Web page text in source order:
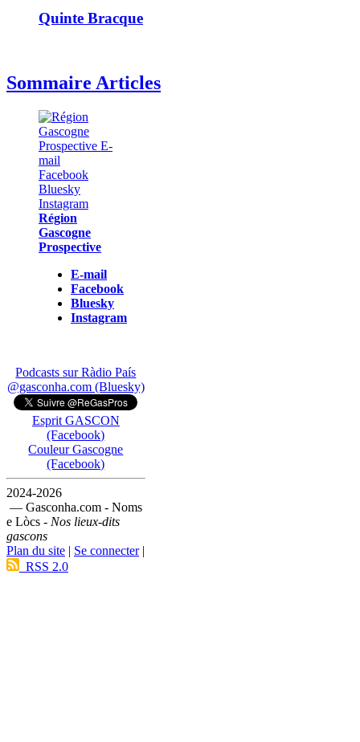
Quinte Bracque
Sommaire Articles
Région
Gascogne
Prospective
E-mail
Facebook
Bluesky
Instagram
Podcasts sur Ràdio País
@gasconha.com (Bluesky)
Esprit GASCON
(Facebook)
Couleur Gascogne
(Facebook)
2024-2026
— Gasconha.com - Noms
e Lòcs - Nos lieux-dits
gascons
Plan du site | Se connecter|
RSS 2.0